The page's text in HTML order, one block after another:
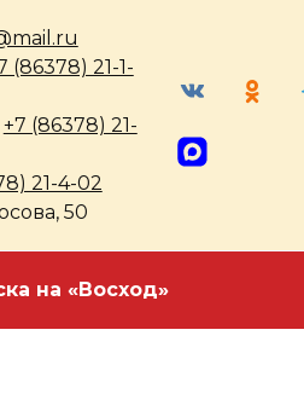
(86378) 21-1-
+7 (86378) 21-
21-4-02
50
на «Восход»